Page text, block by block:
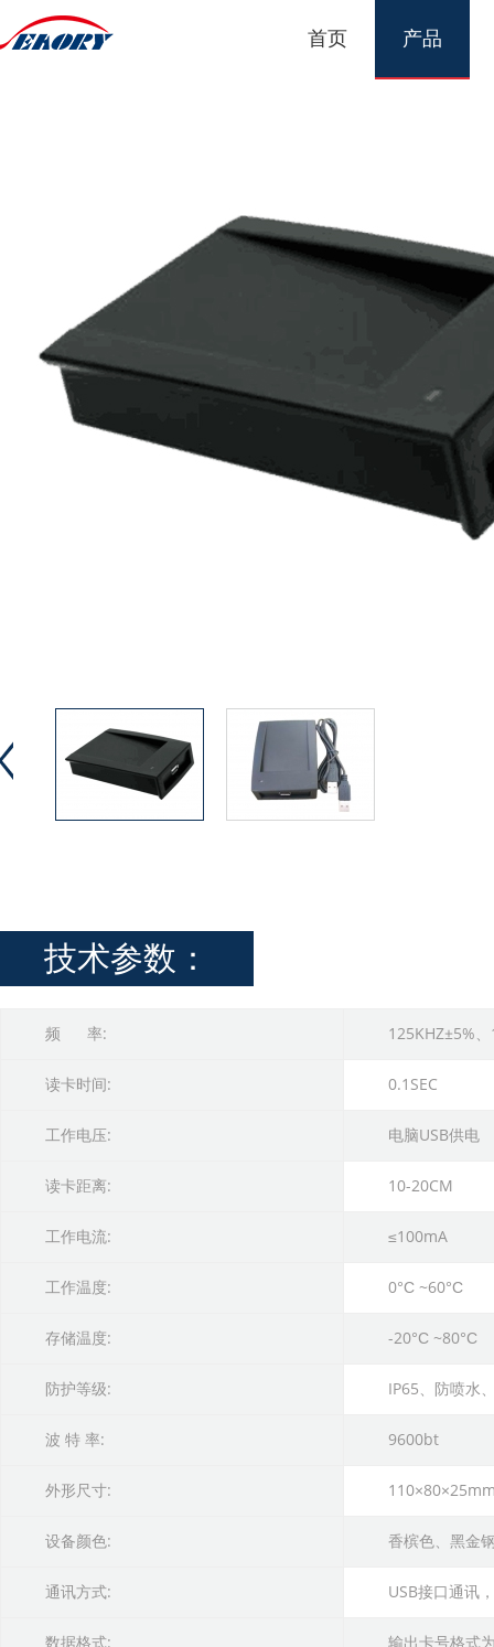
首页 产品
技术参数：
频 率: 125KHZ±5%
读卡时间: 0.1SEC
工作电压: 电脑USB供电
读卡距离: 10-20CM
工作电流: ≤100mA
工作温度: 0°С ~60°С
存储温度: -20°С ~80°С
防护等级: IP65、防喷水
波 特 率: 9600bt
外形尺寸:
设备颜色: 香槟色、黑金
通讯方式: USB接口通讯
数据格式: 输出卡号格式